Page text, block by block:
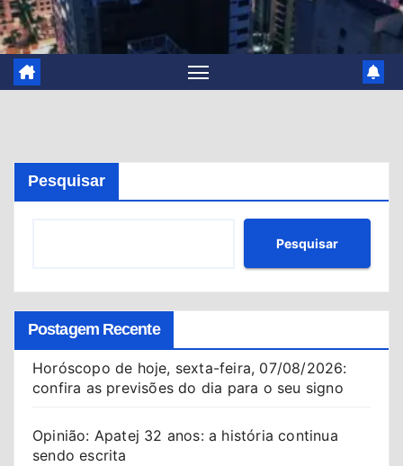
Pesquisar
Pesquisar
Postagem Recente
Horóscopo de hoje, sexta-feira, 07/08/2026:
confira as previsões do dia para o seu signo
Opinião: Apatej 32 anos: a história continua
sendo escrita